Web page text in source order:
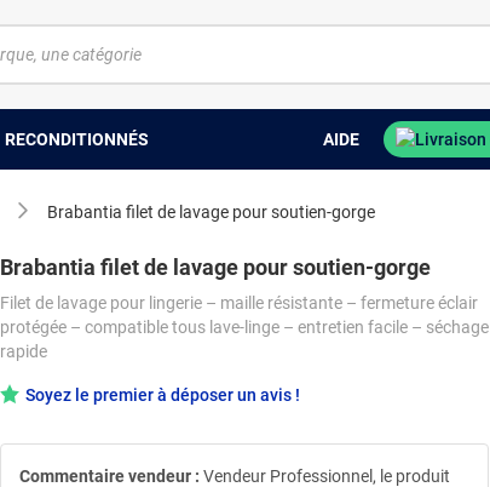
RECONDITIONNÉS AIDE
Brabantia filet de lavage pour soutien-gorge
Brabantia filet de lavage pour soutien-gorge
Filet de lavage pour lingerie – maille résistante – fermeture éclair
protégée – compatible tous lave-linge – entretien facile – séchage
rapide
Soyez le premier à déposer un avis !
Commentaire vendeur : Vendeur Professionnel, le produit